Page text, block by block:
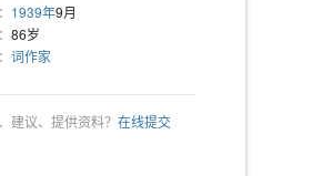
1939年9月
86岁
词作家
建议、提供资料？ 在线提交